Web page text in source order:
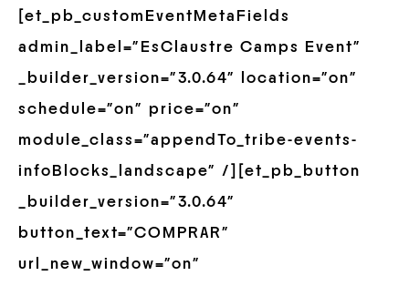
[et_pb_customEventMetaFields
admin_label=”EsClaustre Camps Event”
_builder_version=”3.0.64″ location=”on”
schedule=”on” price=”on”
module_class=”appendTo_tribe-events-
infoBlocks_landscape” /][et_pb_button
_builder_version=”3.0.64″
button_text=”COMPRAR”
url_new_window=”on”